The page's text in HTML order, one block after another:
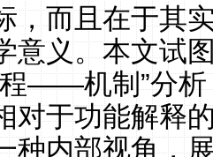
，而且在于其
意义。本文试
——机制”分析
对于功能解释
种内部视角，